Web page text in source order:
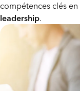
compétences clés en
leadership.